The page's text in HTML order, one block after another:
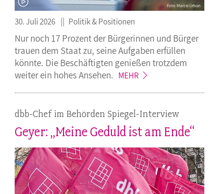
30. Juli 2026 Politik & Positionen
Nur noch 17 Prozent der Bürgerinnen und Bürger
trauen dem Staat zu, seine Aufgaben erfüllen
könnte. Die Beschäftigten genießen trotzdem
weiter ein hohesAnsehen. MEHR
dbb-Chef im Behörden Spiegel-Interview
Geyer: „Meine Geduld ist am Ende“